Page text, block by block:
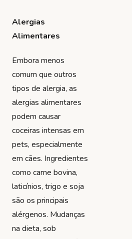
Alergias
Alimentares
Embora menos
comum que outros
tipos de alergia, as
alergias alimentares
podem causar
coceiras intensas em
pets, especialmente
em cães. Ingredientes
como carne bovina,
laticínios, trigo e soja
são os principais
alérgenos. Mudanças
na dieta, sob